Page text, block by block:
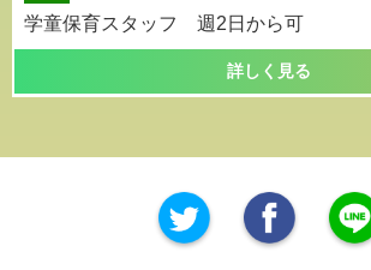
学童保育スタッフ 週2日から可
詳しく見る